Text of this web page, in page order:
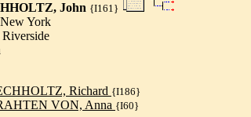
John {I161}
York
Richard {I186}
VON, Anna {I60}